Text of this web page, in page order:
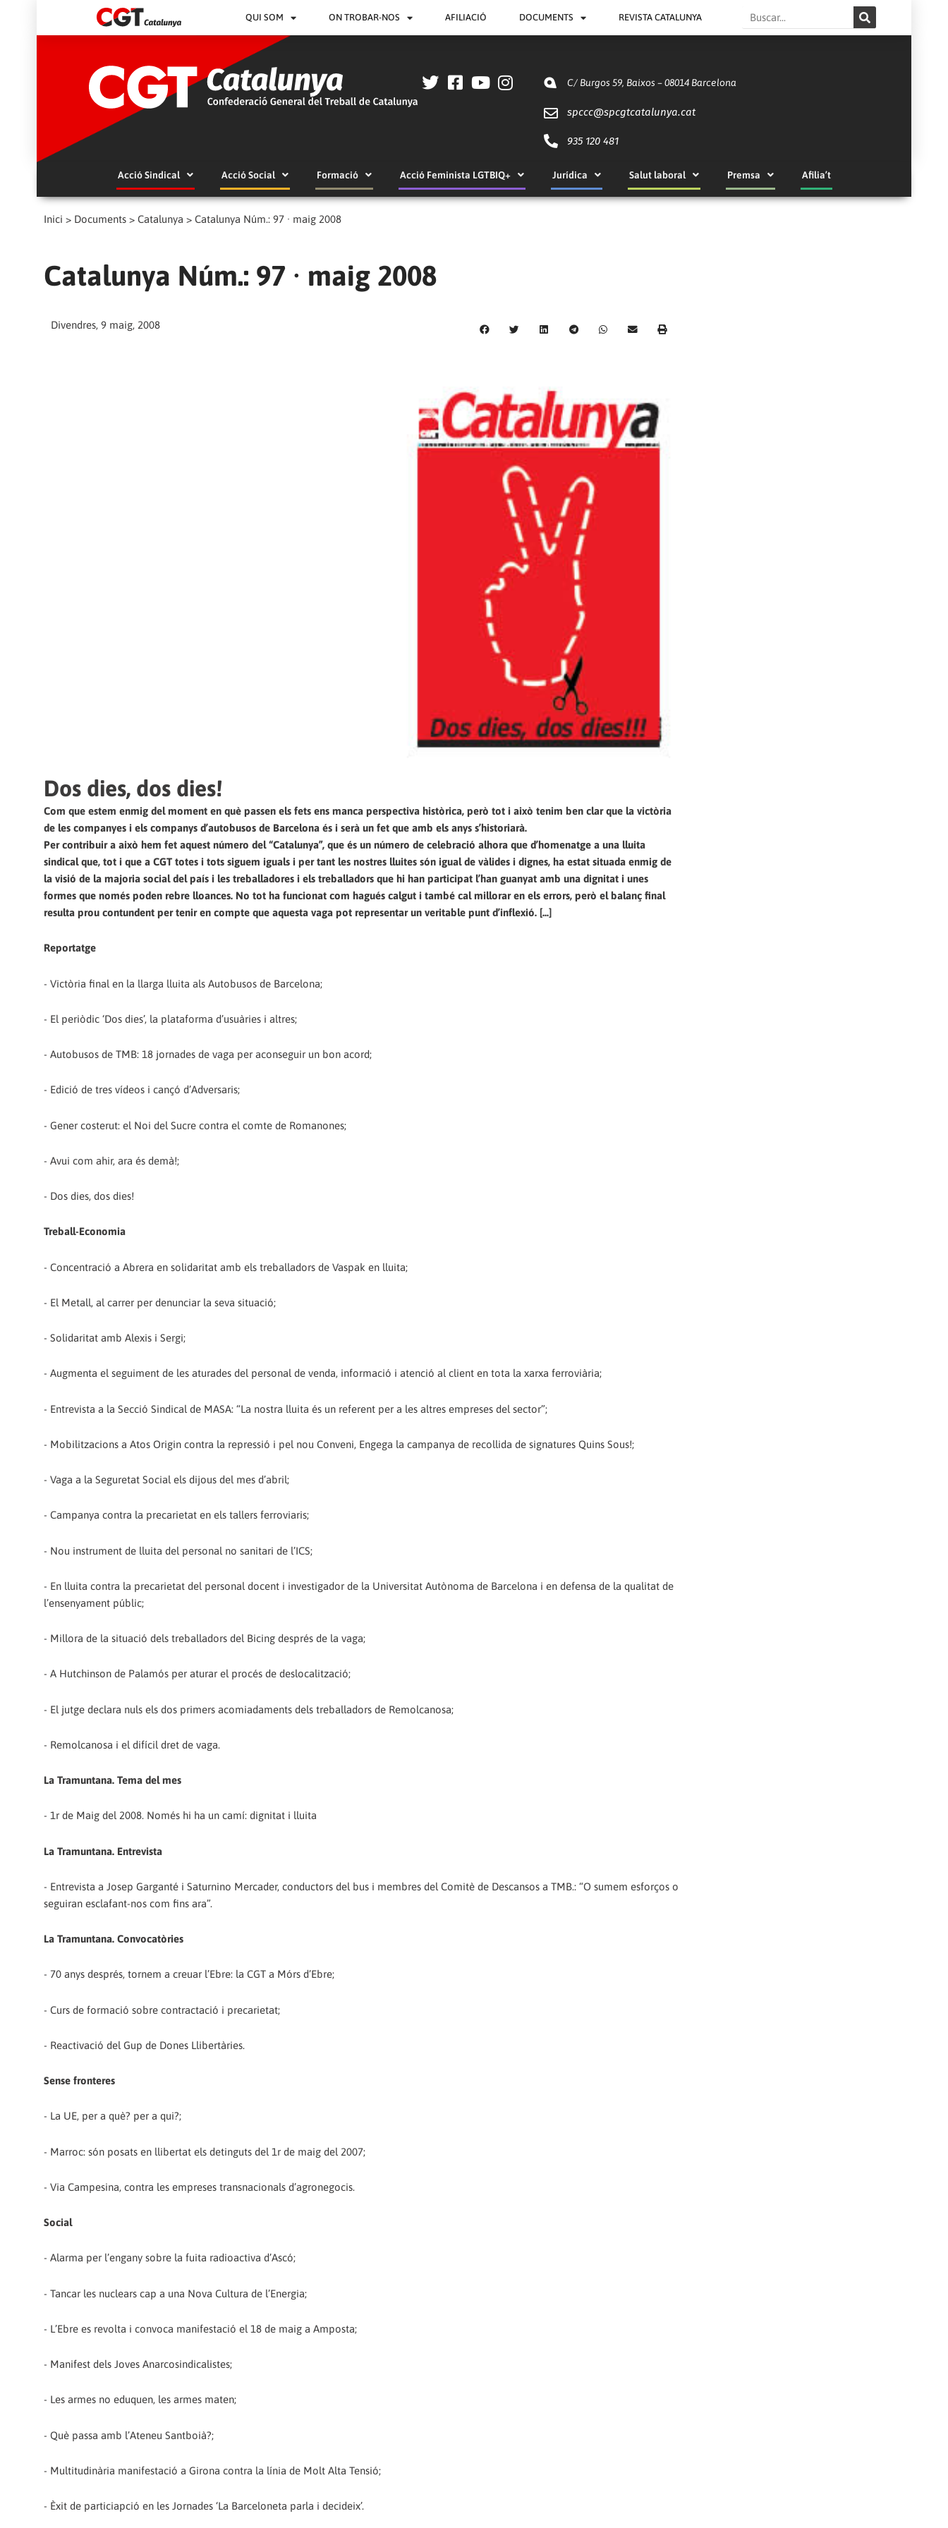
QUI SOM ON TROBAR-NOS AFILIACIÓ DOCUMENTS REVISTA CATALUNYA Search
C/ Burgos 59, Baixos – 08014 Barcelona
spccc@spcgtcatalunya.cat
935 120 481
Acció Sindical Acció Social Formació Acció Feminista LGTBIQ+ Jurídica Salut laboral Premsa Afilia’t
Inici > Documents > Catalunya > Catalunya Núm.: 97 · maig 2008
Catalunya Núm.: 97 · maig 2008
Divendres, 9 maig, 2008
Dos dies, dos dies!
Com que estem enmig del moment en què passen els fets ens manca perspectiva històrica, però tot i això tenim ben clar que la victòria
de les companyes i els companys d’autobusos de Barcelona és i serà un fet que amb els anys s’historiarà.
Per contribuir a això hem fet aquest número del “Catalunya”, que és un número de celebració alhora que d’homenatge a una lluita
sindical que, tot i que a CGT totes i tots siguem iguals i per tant les nostres lluites són igual de vàlides i dignes, ha estat situada enmig de
la visió de la majoria social del país i les treballadores i els treballadors que hi han participat l’han guanyat amb una dignitat i unes
formes que només poden rebre lloances. No tot ha funcionat com hagués calgut i també cal millorar en els errors, però el balanç final
resulta prou contundent per tenir en compte que aquesta vaga pot representar un veritable punt d’inflexió. [...]
Reportatge
- Victòria final en la llarga lluita als Autobusos de Barcelona;
- El periòdic ‘Dos dies’, la plataforma d’usuàries i altres;
- Autobusos de TMB: 18 jornades de vaga per aconseguir un bon acord;
- Edició de tres vídeos i cançó d’Adversaris;
- Gener costerut: el Noi del Sucre contra el comte de Romanones;
- Avui com ahir, ara és demà!;
- Dos dies, dos dies!
Treball-Economia
- Concentració a Abrera en solidaritat amb els treballadors de Vaspak en lluita;
- El Metall, al carrer per denunciar la seva situació;
- Solidaritat amb Alexis i Sergi;
- Augmenta el seguiment de les aturades del personal de venda, informació i atenció al client en tota la xarxa ferroviària;
- Entrevista a la Secció Sindical de MASA: “La nostra lluita és un referent per a les altres empreses del sector”;
- Mobilitzacions a Atos Origin contra la repressió i pel nou Conveni, Engega la campanya de recollida de signatures Quins Sous!;
- Vaga a la Seguretat Social els dijous del mes d’abril;
- Campanya contra la precarietat en els tallers ferroviaris;
- Nou instrument de lluita del personal no sanitari de l’ICS;
- En lluita contra la precarietat del personal docent i investigador de la Universitat Autònoma de Barcelona i en defensa de la qualitat de
l’ensenyament públic;
- Millora de la situació dels treballadors del Bicing després de la vaga;
- A Hutchinson de Palamós per aturar el procés de deslocalització;
- El jutge declara nuls els dos primers acomiadaments dels treballadors de Remolcanosa;
- Remolcanosa i el difícil dret de vaga.
La Tramuntana. Tema del mes
- 1r de Maig del 2008. Només hi ha un camí: dignitat i lluita
La Tramuntana. Entrevista
- Entrevista a Josep Garganté i Saturnino Mercader, conductors del bus i membres del Comitè de Descansos a TMB.: “O sumem esforços o
seguiran esclafant-nos com fins ara”.
La Tramuntana. Convocatòries
- 70 anys després, tornem a creuar l’Ebre: la CGT a Mórs d’Ebre;
- Curs de formació sobre contractació i precarietat;
- Reactivació del Gup de Dones Llibertàries.
Sense fronteres
- La UE, per a què? per a qui?;
- Marroc: són posats en llibertat els detinguts del 1r de maig del 2007;
- Via Campesina, contra les empreses transnacionals d’agronegocis.
Social
- Alarma per l’engany sobre la fuita radioactiva d’Ascó;
- Tancar les nuclears cap a una Nova Cultura de l’Energia;
- L’Ebre es revolta i convoca manifestació el 18 de maig a Amposta;
- Manifest dels Joves Anarcosindicalistes;
- Les armes no eduquen, les armes maten;
- Què passa amb l’Ateneu Santboià?;
- Multitudinària manifestació a Girona contra la línia de Molt Alta Tensió;
- Èxit de particiapció en les Jornades ‘La Barceloneta parla i decideix’.